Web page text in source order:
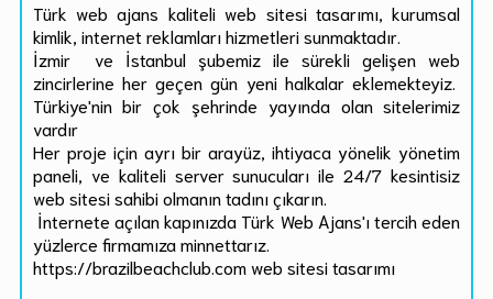
Türk web ajans kaliteli web sitesi tasarımı, kurumsal
kimlik, internet reklamları hizmetleri sunmaktadır.
İzmir ve İstanbul şubemiz ile sürekli gelişen web
zincirlerine her geçen gün yeni halkalar eklemekteyiz.
Türkiye'nin bir çok şehrinde yayında olan sitelerimiz
vardır
Her proje için ayrı bir arayüz, ihtiyaca yönelik yönetim
paneli, ve kaliteli server sunucuları ile 24/7 kesintisiz
web sitesi sahibi olmanın tadını çıkarın.
İnternete açılan kapınızda Türk Web Ajans'ı tercih eden
yüzlerce firmamıza minnettarız.
https://brazilbeachclub.com web sitesi tasarımı